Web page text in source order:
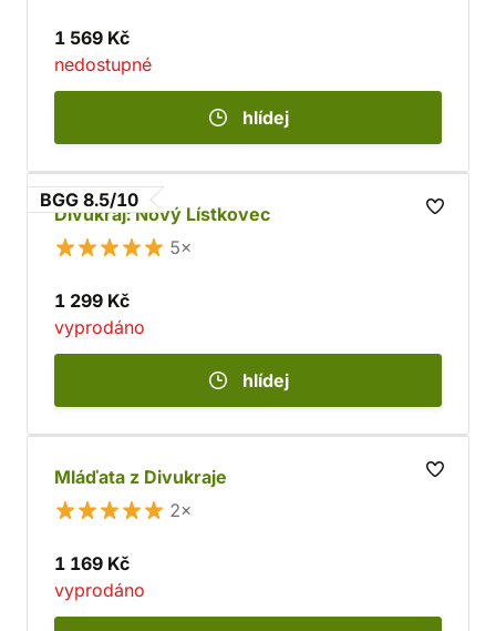
1 569 Kč
nedostupné
hlídej
BGG 8.5/10
Divukraj: Nový Lístkovec
5×
1 299 Kč
vyprodáno
hlídej
Mláďata z Divukraje
2×
1 169 Kč
vyprodáno